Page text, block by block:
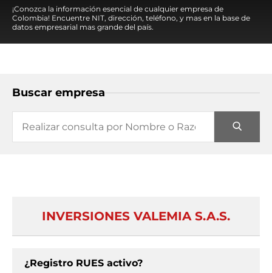
¡Conozca la información esencial de cualquier empresa de
Colombia! Encuentre NIT, dirección, teléfono, y mas en la base de
datos empresarial mas grande del país.
Buscar empresa
INVERSIONES VALEMIA S.A.S.
¿Registro RUES activo?